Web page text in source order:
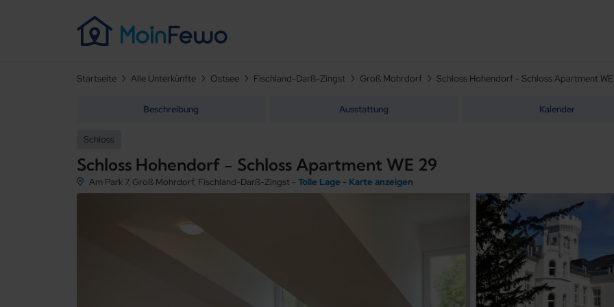
Startseite Alle Unterkünfte Ostsee Fischland-Darß-Zingst Groß Mohrdorf Schloss Hohendorf - Schloss Apartment
Beschreibung Ausstattung Kalender
Schloss
Schloss Hohendorf - Schloss Apartment WE 29
Am Park 7, Groß Mohrdorf, Fischland-Darß-Zingst - Tolle Lage - Karte anzeigen